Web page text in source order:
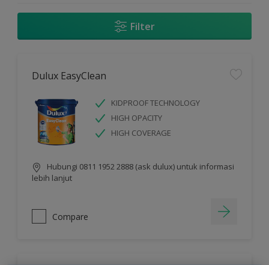
Filter
Dulux EasyClean
KIDPROOF TECHNOLOGY
HIGH OPACITY
HIGH COVERAGE
Hubungi 0811 1952 2888 (ask dulux) untuk informasi
lebih lanjut
Compare